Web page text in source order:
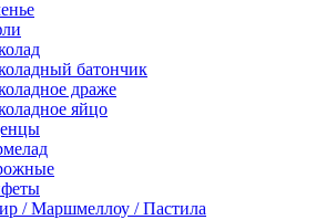
батончик
драже
яйцо
/ Маршмеллоу / Пастила